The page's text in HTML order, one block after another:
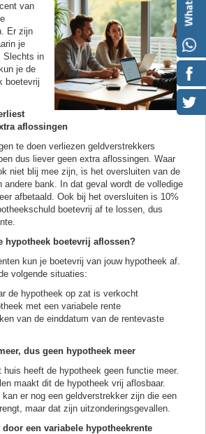
van
Er zijn
je
Slechts in
je de
boetevrij
aflossingen
te doen verliezen geldverstrekkers
dus liever geen extra aflossingen. Waar
niet blij mee zijn, is het oversluiten van de
andere bank. In dat geval wordt de volledige
afbetaald. Ook bij het oversluiten is 10%
boetevrij af te lossen, dus
hypotheek boetevrij aflossen?
kun je boetevrij van jouw hypotheek af.
volgende situaties:
de hypotheek op zat is verkocht
met een variabele rente
van de einddatum van de rentevaste
dus geen hypotheek meer
huis heeft de hypotheek geen functie meer.
maakt dit de hypotheek vrij aflosbaar.
er nog een geldverstrekker zijn die een
maar dat zijn uitzonderingsgevallen.
een variabele hypotheekrente